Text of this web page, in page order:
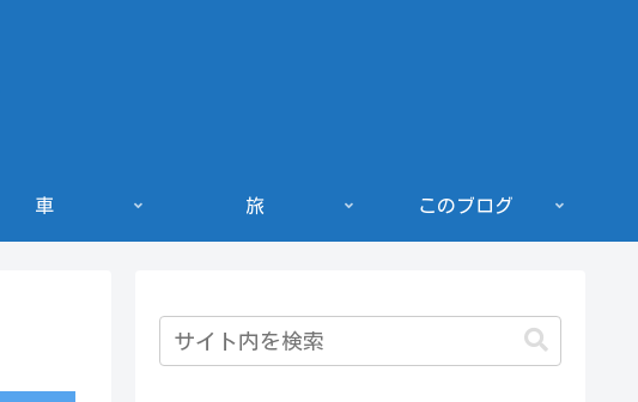
車 旅 このブログ